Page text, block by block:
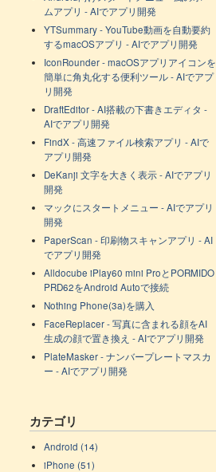
ムアプリ - AIでアプリ開発
YTSummary - YouTube動画を自動要約
するmacOSアプリ - AIでアプリ開発
IconRounder - macOSアプリアイコンを
簡単に角丸化する便利ツール - AIでアプ
リ開発
DraftEditor - AI搭載の下書きエディタ -
AIでアプリ開発
FindX - 高速ファイル検索アプリ - AIで
アプリ開発
DeKanji 文字を大きく表示 - AIでアプリ
開発
マックにスタートメニュー - AIでアプリ
開発
PaperScan - 印刷物スキャンアプリ - AI
でアプリ開発
Alldocube iPlay60 mini ProとPORMIDO
PRD62をAndroid Autoで接続
Nothing Phone(3a)を購入
FaceReplacer - 写真に含まれる顔をAI
生成の顔で置き換え - AIでアプリ開発
PlateMasker - ナンバープレートマスカ
ー - AIでアプリ開発
カテゴリ
Android (14)
iPhone (51)